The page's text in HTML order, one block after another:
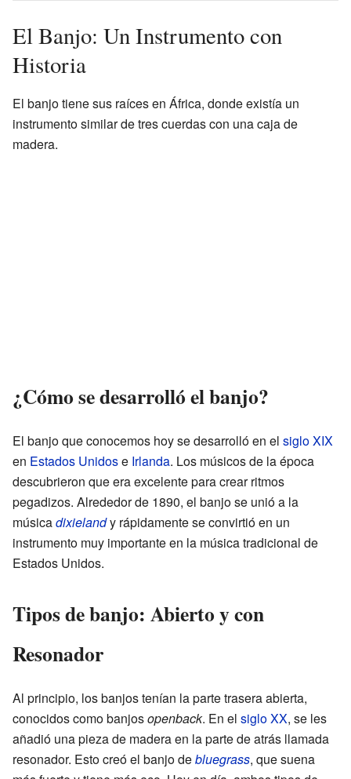
El Banjo: Un Instrumento con
Historia
El banjo tiene sus raíces en África, donde existía un
instrumento similar de tres cuerdas con una caja de
madera.
¿Cómo se desarrolló el banjo?
El banjo que conocemos hoy se desarrolló en el siglo XIX
en Estados Unidose Irlanda. Los músicos de la época
descubrieron que era excelente para crear ritmos
pegadizos. Alrededor de 1890, el banjo se unió a la
músicadixielandy rápidamente se convirtió en un
instrumento muy importante en la música tradicional de
Estados Unidos.
Tipos de banjo: Abierto y con
Resonador
Al principio, los banjos tenían la parte trasera abierta,
conocidos como banjosopenback. En el siglo XX, se les
añadió una pieza de madera en la parte de atrás llamada
resonador. Esto creó el banjo debluegrass, que suena